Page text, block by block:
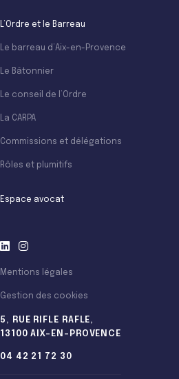
L’Ordre et le Barreau
Le barreau d’Aix-en-Provence
Le Bâtonnier
Le conseil de l’Ordre
La CARPA
Commissions et délégations
Rôles et plumitifs
Espace avocat
Mentions légales
Gestion des cookies
5, RUE RIFLE RAFLE,
13100 AIX-EN-PROVENCE
04 42 21 72 30